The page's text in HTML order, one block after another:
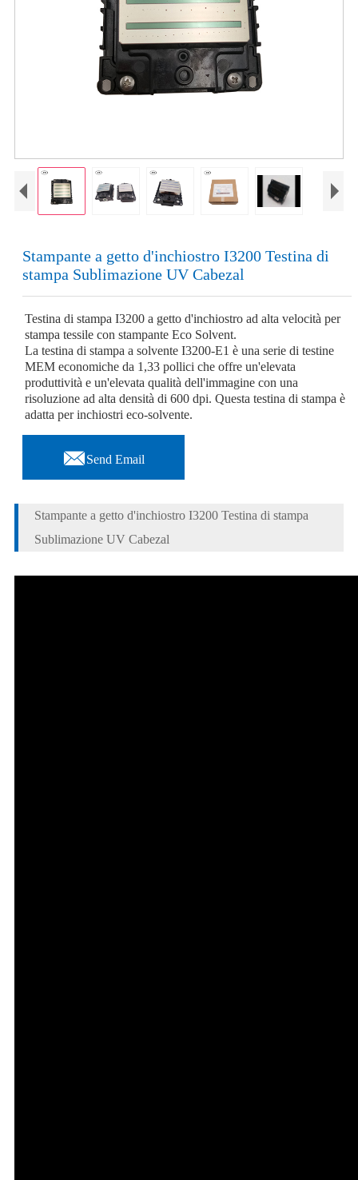
Stampante a getto d'inchiostro I3200 Testina di
stampa Sublimazione UV Cabezal
Testina di stampa I3200 a getto d'inchiostro ad alta velocità per
stampa tessile con stampante Eco Solvent.
La testina di stampa a solvente I3200-E1 è una serie di testine
MEM economiche da 1,33 pollici che offre un'elevata
produttività e un'elevata qualità dell'immagine con una
risoluzione ad alta densità di 600 dpi. Questa testina di stampa è
adatta per inchiostri eco-solvente.
Send Email
Stampante a getto d'inchiostro I3200 Testina di stampa
Sublimazione UV Cabezal